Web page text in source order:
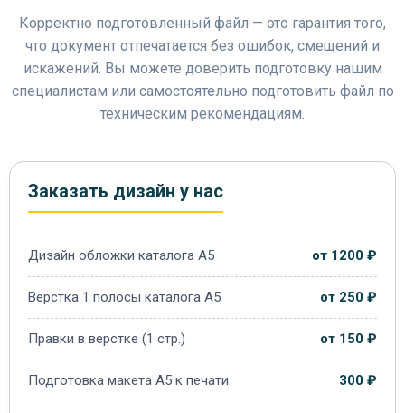
Корректно подготовленный файл — это гарантия того,
что документ отпечатается без ошибок, смещений и
искажений. Вы можете доверить подготовку нашим
специалистам или самостоятельно подготовить файл по
техническим рекомендациям.
Заказать дизайн у нас
Дизайн обложки каталога А5 от 1200 ₽
Верстка 1 полосы каталога А5 от 250 ₽
Правки в верстке (1 стр.) от 150 ₽
Подготовка макета А5 к печати 300 ₽